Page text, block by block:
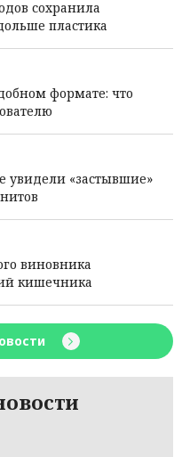
сохранила
пластика
формате: что
увидели «застывшие»
виновника
кишечника